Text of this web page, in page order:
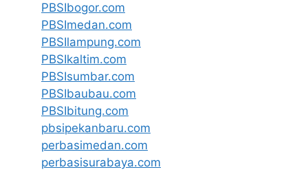
PBSIbogor.com
PBSImedan.com
PBSIlampung.com
PBSIkaltim.com
PBSIsumbar.com
PBSIbaubau.com
PBSIbitung.com
pbsipekanbaru.com
perbasimedan.com
perbasisurabaya.com